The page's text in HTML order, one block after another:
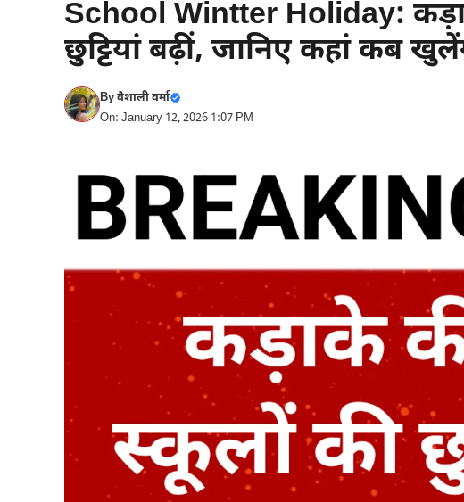
School Wintter Holiday:
छुट्टियां बढ़ीं, जानिए कहां कब
Byवैशाली वर्मा
On: January 12, 2026 1:07 PM